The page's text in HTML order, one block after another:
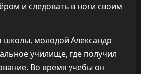
и следовать в ноги своим
школы, молодой Александр
училище, где получил
Во время учебы он